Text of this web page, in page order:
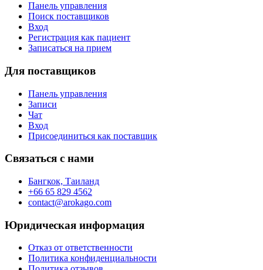
Панель управления
Поиск поставщиков
Вход
Регистрация как пациент
Записаться на прием
Для поставщиков
Панель управления
Записи
Чат
Вход
Присоединиться как поставщик
Связаться с нами
Бангкок, Таиланд
+66 65 829 4562
contact@arokago.com
Юридическая информация
Отказ от ответственности
Политика конфиденциальности